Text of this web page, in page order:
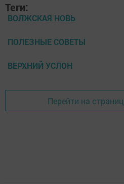
Теги:
ВОЛЖСКАЯ НОВЬ
ПОЛЕЗНЫЕ СОВЕТЫ
ВЕРХНИЙ УСЛОН
Перейти на